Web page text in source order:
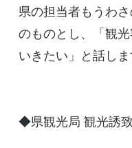
県の担当者もうわ
のものとし、「観
いきたい」と話しま
◆県観光局 観光誘